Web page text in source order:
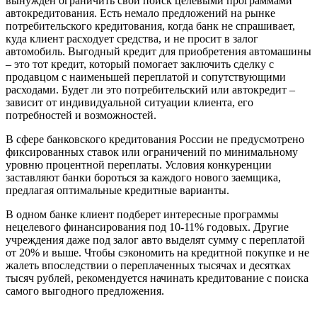
автокредитования. Есть немало предложений на рынке
потребительского кредитования, когда банк не спрашивает,
куда клиент расходует средства, и не просит в залог
автомобиль. Выгодный кредит для приобретения автомашины
– это тот кредит, который помогает заключить сделку с
продавцом с наименьшей переплатой и сопутствующими
расходами. Будет ли это потребительский или автокредит –
зависит от индивидуальной ситуации клиента, его
потребностей и возможностей.
В сфере банковского кредитования России не предусмотрено
фиксированных ставок или ограничений по минимальному
уровню процентной переплаты. Условия конкуренции
заставляют банки бороться за каждого нового заемщика,
предлагая оптимальные кредитные варианты.
В одном банке клиент подберет интересные программы
нецелевого финансирования под 10-11% годовых. Другие
учреждения даже под залог авто выделят сумму с переплатой
от 20% и выше. Чтобы сэкономить на кредитной покупке и не
жалеть впоследствии о переплаченных тысячах и десятках
тысяч рублей, рекомендуется начинать кредитование с поиска
самого выгодного предложения.